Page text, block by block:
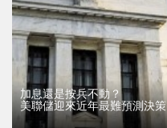
加息還是按兵不動？
美聯儲迎來近年最難預測決策